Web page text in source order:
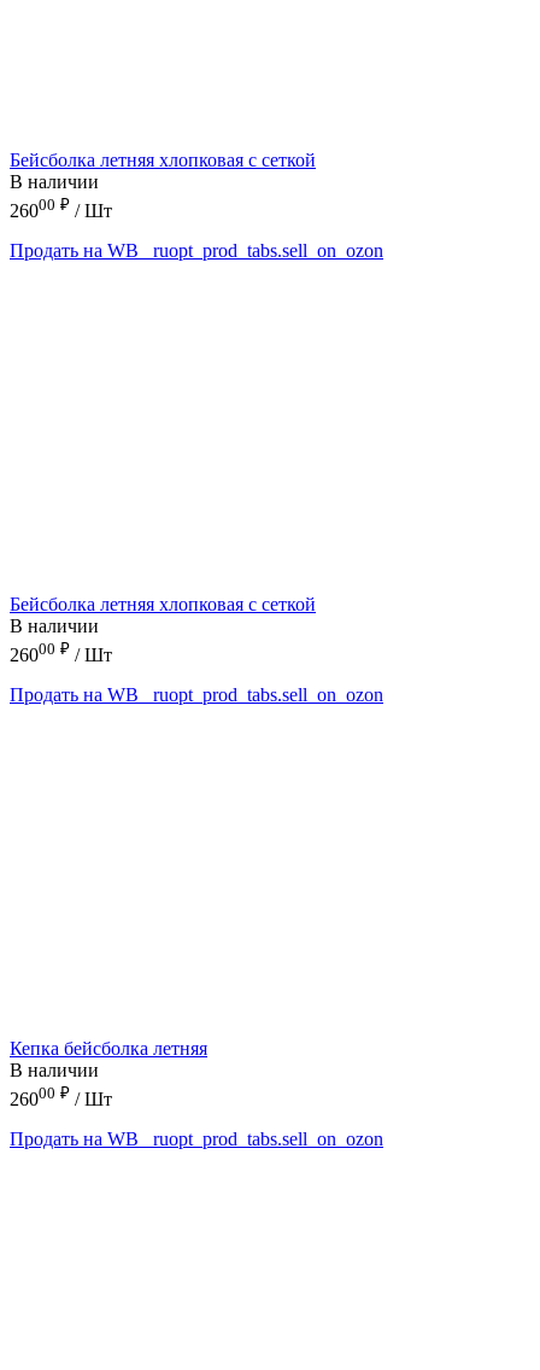
Бейсболка летняя хлопковая с сеткой
В наличии
26000 ₽ / Шт
Продать на WB
_ruopt_prod_tabs.sell_on_ozon
Бейсболка летняя хлопковая с сеткой
В наличии
26000 ₽ / Шт
Продать на WB
_ruopt_prod_tabs.sell_on_ozon
Кепка бейсболка летняя
В наличии
26000 ₽ / Шт
Продать на WB
_ruopt_prod_tabs.sell_on_ozon